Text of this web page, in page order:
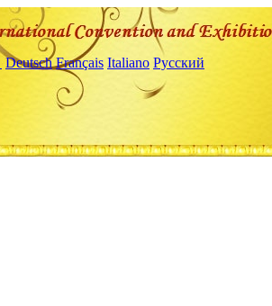
Deutsch Français Italiano Русский